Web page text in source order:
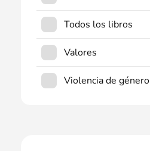
Todos los libros
Valores
Violencia de género